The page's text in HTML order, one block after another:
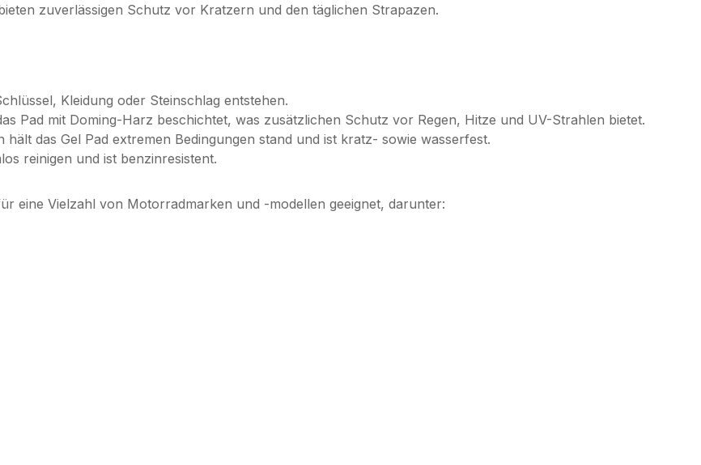
zuverlässigen Schutz vor Kratzern und den täglichen Strapazen.
Kleidung oder Steinschlag entstehen.
Pad mit Doming-Harz beschichtet, was zusätzlichen Schutz vor Regen, Hitze und UV-Strahlen bietet.
das Gel Pad extremen Bedingungen stand und ist kratz- sowie wasserfest.
reinigen und ist benzinresistent.
eine Vielzahl von Motorradmarken und -modellen geeignet, darunter: